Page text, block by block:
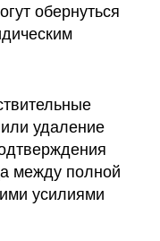
обернуться
удаление
между полной
усилиями